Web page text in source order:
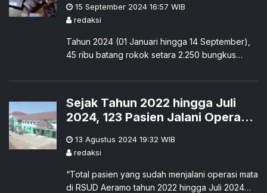
15 September 2024 16:57 WIB
redaksi
Tahun 2024 (01 Januari hingga 14 September),
45 ribu batang rokok setara 2.250 bungkus
Rokok-rokok ilegal tersebut diamankan di
Sejak Tahun 2022 hingga Juli
2024, 123 Pasien Jalani Operasi
13 Agustus 2024 19:32 WIB
redaksi
“Total pasien yang sudah menjalani operasi mata
di RSUD Aeramo tahun 2022 hingga Juli 2024